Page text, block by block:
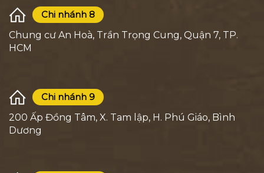
Chi nhánh 8
Chung cư An Hoà, Trần Trọng Cung, Quận 7, TP.
HCM
Chi nhánh 9
200 Ấp Đồng Tâm, X. Tam lập, H. Phú Giáo, Bình
Dương